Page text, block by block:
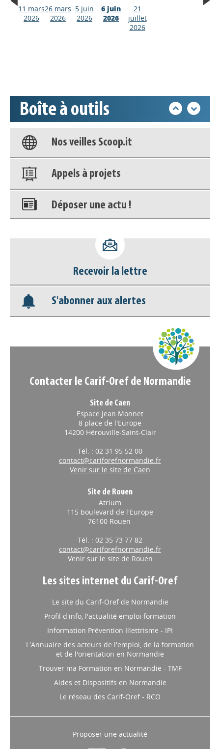
11 mars
2026
26 mars
2026
5 juin
2026
6 juin
2026
21
juillet
2026
Boîte à outils
Appels à projets
Base documentaire
Nos veilles Scoop.it
Appels à projets
Déposer une actu !
déconnecter)
Base documentaire
Nos veilles Scoop.it
Recevoir la lettre
S'abonner aux alertes
Contacter le Carif-Oref de Normandie
Site de Caen
Espace Jean Monnet
8 place de l'Europe
14200 Hérouville-Saint-Clair
Tél. : 02 31 95 52 00
contact@cariforefnormandie.fr
Venir sur le site de Caen
Site de Rouen
Atrium
115 boulevard de l'Europe
76100 Rouen
Tél. : 02 35 73 77 82
contact@cariforefnormandie.fr
Venir sur le site de Rouen
Les sites internet du Carif-Oref
Le site du Carif-Oref de Normandie
Profil d'info, l'actualité emploi formation
Information Prévention Illettrisme - IPI
L'Annuaire des acteurs de l'emploi, de la formation
et de l'orientation en Normandie
Trouver ma Formation en Normandie - TMF
Aides et Dispositifs en Normandie
Le réseau des Carif-Oref - RCO
Proposer une actualité